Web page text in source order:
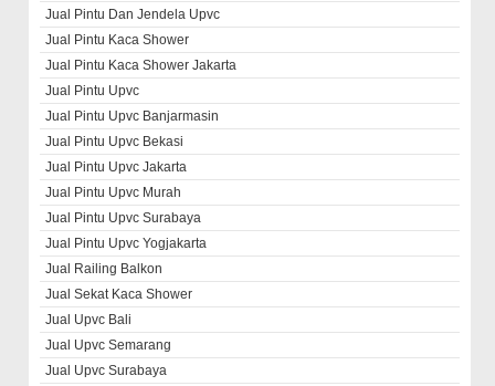
Jual Pintu Dan Jendela Upvc
Jual Pintu Kaca Shower
Jual Pintu Kaca Shower Jakarta
Jual Pintu Upvc
Jual Pintu Upvc Banjarmasin
Jual Pintu Upvc Bekasi
Jual Pintu Upvc Jakarta
Jual Pintu Upvc Murah
Jual Pintu Upvc Surabaya
Jual Pintu Upvc Yogjakarta
Jual Railing Balkon
Jual Sekat Kaca Shower
Jual Upvc Bali
Jual Upvc Semarang
Jual Upvc Surabaya